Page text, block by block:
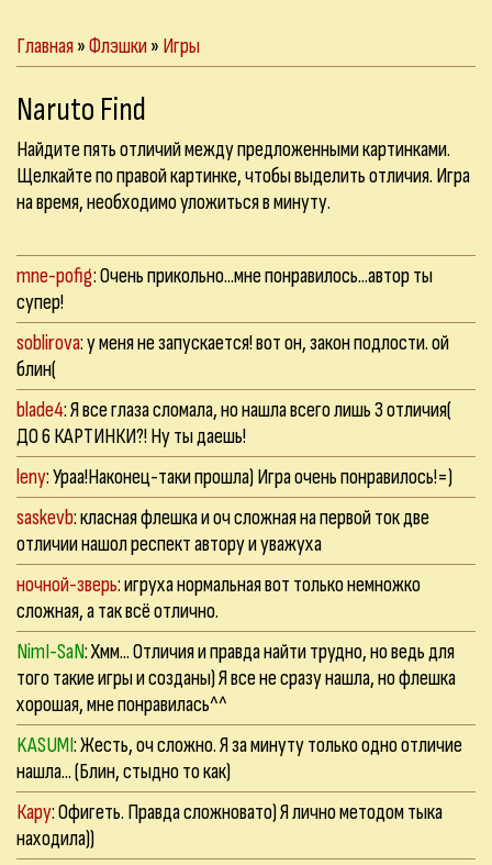
Главная»Флэшки» Игры
Naruto Find
Найдите пять отличий между предложенными картинками.
Щелкайте по правой картинке, чтобы выделить отличия. Игра
на время, необходимо уложиться в минуту.
mne-pofig: Очень прикольно...мне понравилось...автор ты
супер!
soblirova: у меня не запускается! вот он, закон подлости. ой
блин(
blade4: Я все глаза сломала, но нашла всего лишь 3 отличия(
ДО 6 КАРТИНКИ?! Ну ты даешь!
leny: Ураа!Наконец-таки прошла) Игра очень понравилось!=)
saskevb: класная флешка и оч сложная на первой ток две
отличии нашол респект автору и уважуха
ночной-зверь: игруха нормальная вот только немножко
сложная, а так всё отлично.
NimI-SaN: Хмм... Отличия и правда найти трудно, но ведь для
того такие игры и созданы) Я все не сразу нашла, но флешка
хорошая, мне понравилась^^
KASUMI: Жесть, оч сложно. Я за минуту только одно отличие
нашла... (Блин, стыдно то как)
Кару: Офигеть. Правда сложновато) Я лично методом тыка
находила))